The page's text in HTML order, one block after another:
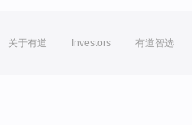
关于有道 Investors 有道智选